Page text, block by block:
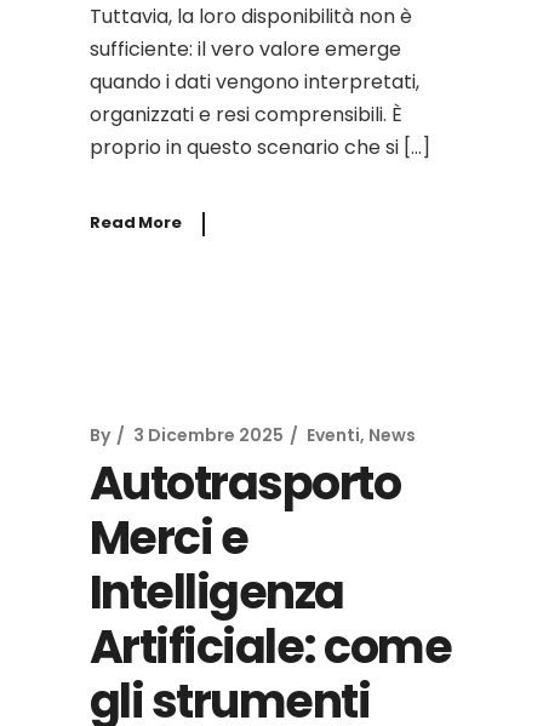
Tuttavia, la loro disponibilità non è
sufficiente: il vero valore emerge
quando i dati vengono interpretati,
organizzati e resi comprensibili. È
proprio in questo scenario che si […]
Read More
By 3 Dicembre 2025 Eventi, News
Autotrasporto
Merci e
Intelligenza
Artificiale: come
gli strumenti